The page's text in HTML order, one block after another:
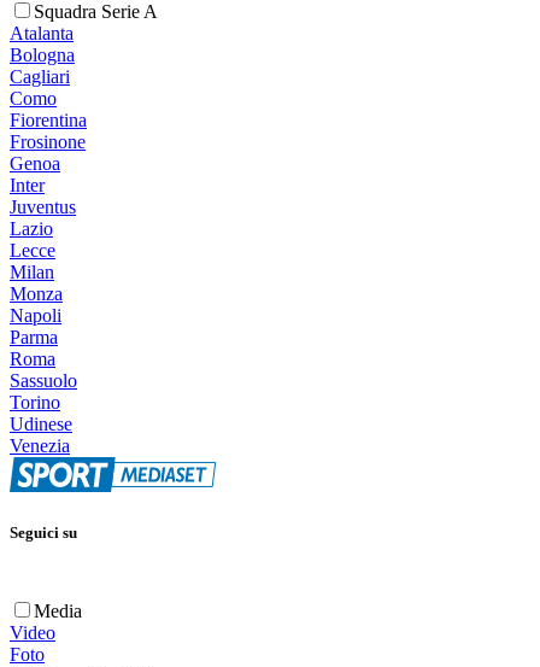
Squadra Serie A
Atalanta
Bologna
Cagliari
Como
Fiorentina
Frosinone
Genoa
Inter
Juventus
Lazio
Lecce
Milan
Monza
Napoli
Parma
Roma
Sassuolo
Torino
Udinese
Venezia
Seguici su
Media
Video
Foto